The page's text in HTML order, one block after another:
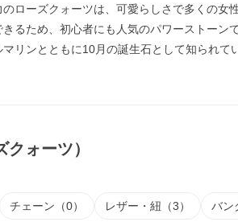
ローズクォーツは、可愛らしさで多くの女
るため、初心者にも人気のパワーストーンで
リンとともに10月の誕生石として知られて
ォーツ）
チェーン（0） レザー・紐（3） バン